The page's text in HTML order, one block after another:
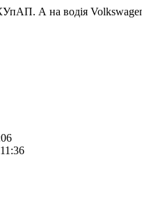
А на водія Volkswagen